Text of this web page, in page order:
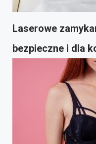
Laserowe
bezpieczne i dla